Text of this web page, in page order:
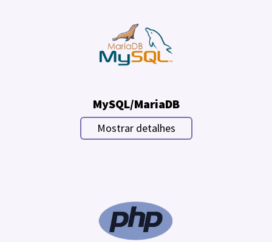
MySQL/MariaDB
Mostrar detalhes